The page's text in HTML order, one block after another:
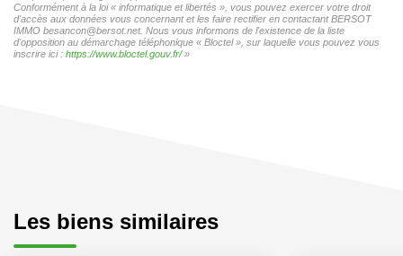
Conformément à la loi « informatique et libertés », vous pouvez exercer votre droit
d'accès aux données vous concernant et les faire rectifier en contactant BERSOT
IMMO besancon@bersot.net. Nous vous informons de l'existence de la liste
d'opposition au démarchage téléphonique « Bloctel », sur laquelle vous pouvez vous
inscrire ici : https://www.bloctel.gouv.fr/»
Les biens similaires